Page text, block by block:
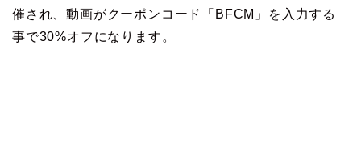
催され、動画がクーポンコード「BFCM」を入力する
事で30%オフになります。